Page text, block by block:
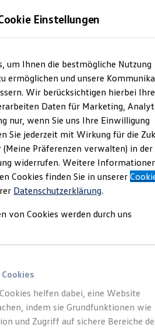
und Gebrauchtwagen
Zertifizierte Gebrauchtwagen
Leasing
Leasing
Leasing
Geesthacht
Bewertungen
Einstellungen
um Ihnen die bestmögliche Nutzung
ermöglichen und unsere
Wir berücksichtigen hierbei Ihre
Daten für Marketing,
nur, wenn Sie uns Ihre Einwilligung
Sie jederzeit mit Wirkung für die
(Meine Präferenzen verwalten) in der
widerrufen. Weitere
Cookies finden Sie in unserer
Datenschutzerklärung.
von Cookies werden durch uns
helfen dabei, eine Website
indem sie Grundfunktionen wie
und Zugriff auf sichere Bereiche